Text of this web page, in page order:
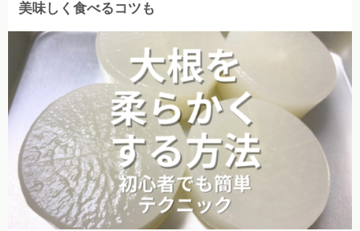
美味しく食べるコツも